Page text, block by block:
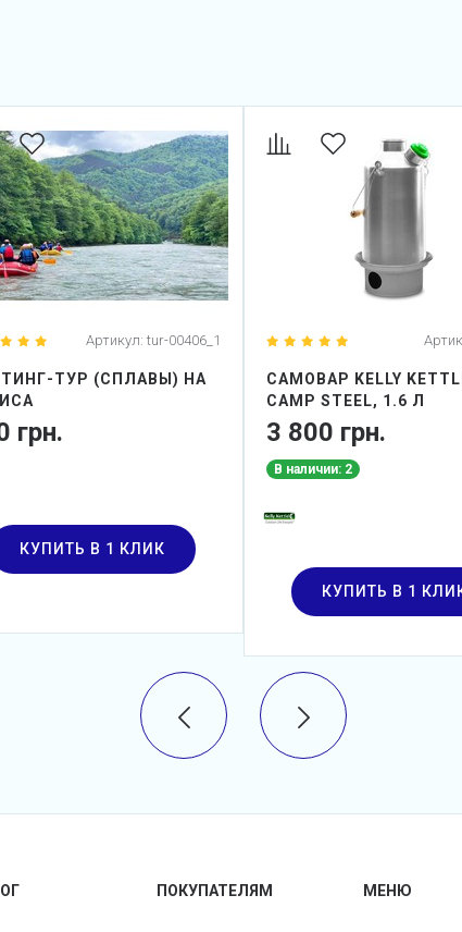
Артикул: tur-00406_1
ТУР (СПЛАВЫ) НА
грн.
КУПИТЬ В 1 КЛИК
САМОВАР KELLY
CAMP STEEL, 1.6 Л
3 800 грн.
В наличии: 2
КУПИТЬ В 1
ПОКУПАТЕЛЯМ МЕНЮ